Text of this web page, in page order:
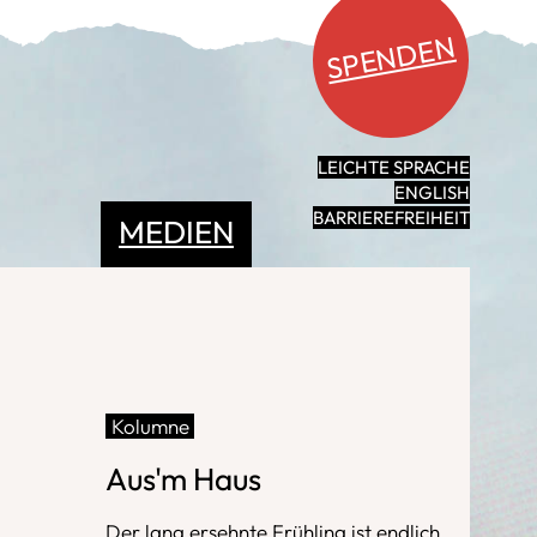
SPENDEN
LEICHTE SPRACHE
ENGLISH
BARRIEREFREIHEIT
MEDIEN
Kolumne
Aus'm Haus
Der lang ersehnte Frühling ist endlich